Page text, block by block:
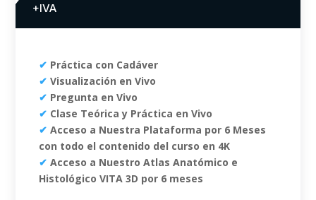
+IVA
✔ Práctica con Cadáver
✔ Visualización en Vivo
✔ Pregunta en Vivo
✔ Clase Teórica y Práctica en Vivo
✔ Acceso a Nuestra Plataforma por 6 Meses
con todo el contenido del curso en 4K
✔ Acceso a Nuestro Atlas Anatómico e
Histológico VITA 3D por 6 meses